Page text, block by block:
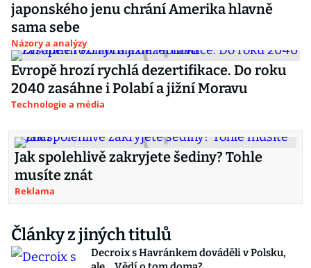
japonského jenu chrání Amerika hlavně
sama sebe
Názory a analýzy
Evropě hrozí rychlá dezertifikace. Do roku
2040 zasáhne i Polabí a jižní Moravu
Technologie a média
Jak spolehlivě zakryjete šediny? Tohle
musíte znát
Reklama
Články z jiných titulů
Decroix s Havránkem dováděli v Polsku,